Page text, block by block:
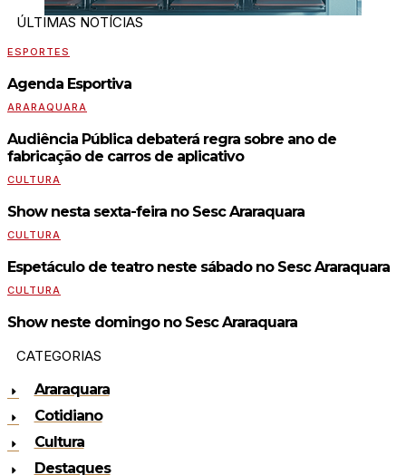
ÚLTIMAS NOTÍCIAS
ESPORTES
Agenda Esportiva
ARARAQUARA
Audiência Pública debaterá regra sobre ano de
fabricação de carros de aplicativo
CULTURA
Show nesta sexta-feira no Sesc Araraquara
CULTURA
Espetáculo de teatro neste sábado no Sesc Araraquara
CULTURA
Show neste domingo no Sesc Araraquara
CATEGORIAS
Araraquara
Cotidiano
Cultura
Destaques